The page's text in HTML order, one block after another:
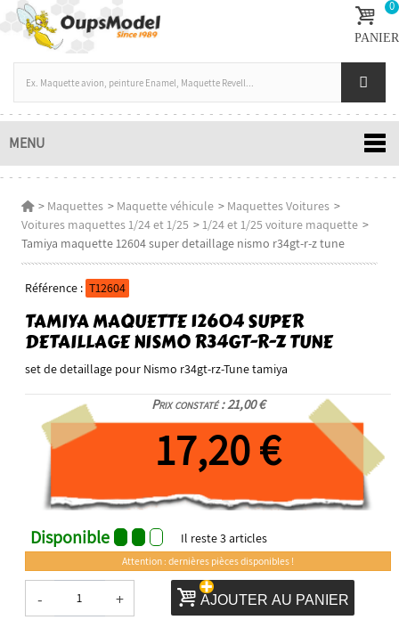
0
PANIER
MENU
> Maquettes > Maquette véhicule > Maquettes Voitures >
Voitures maquettes 1/24 et 1/25 >1/24 et 1/25 voiture maquette >
Tamiya maquette 12604 super detaillage nismo r34gt-r-z tune
Référence : T12604
TAMIYA MAQUETTE 12604 SUPER
DETAILLAGE NISMO R34GT-R-Z TUNE
set de detaillage pour Nismo r34gt-rz-Tune tamiya
Prix constaté : 21,00 €
17,20 €
Disponible Il reste3articles
Attention : dernières pièces disponibles !
- + AJOUTER AU PANIER